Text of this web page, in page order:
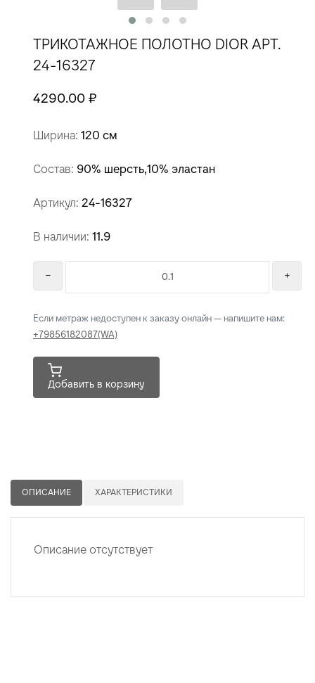
ТРИКОТАЖНОЕ ПОЛОТНО DIOR АРТ.
24-16327
4290.00 ₽
Ширина: 120 см
Состав: 90% шерсть,10% эластан
Артикул: 24-16327
В наличии: 11.9
Если метраж недоступен к заказу онлайн — напишите нам:
+79856182087(WA)
Добавить в корзину
ОПИСАНИЕ ХАРАКТЕРИСТИКИ
Описание отсутствует